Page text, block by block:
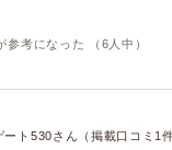
参考になった （ 6 人中）
ート530さん（掲載口コミ1